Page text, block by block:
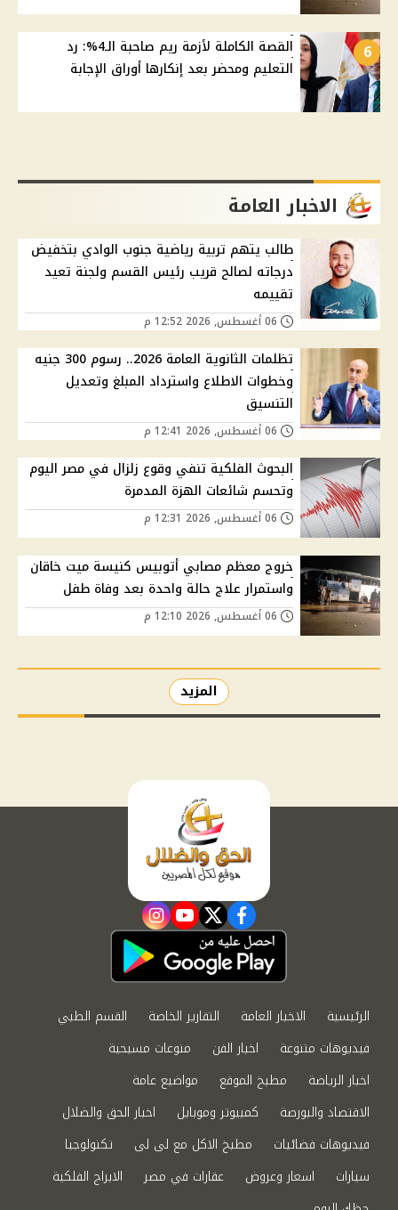
6
القصة الكاملة لأزمة ريم صاحبة الـ4%: رد
التعليم ومحضر بعد إنكارها أوراق الإجابة
الاخبار العامة
طالب يتهم تربية رياضية جنوب الوادي بتخفيض
درجاته لصالح قريب رئيس القسم ولجنة تعيد
تقييمه
تظلمات الثانوية العامة 2026.. رسوم 300 جنيه
وخطوات الاطلاع واسترداد المبلغ وتعديل
التنسيق
البحوث الفلكية تنفي وقوع زلزال في مصر اليوم
وتحسم شائعات الهزة المدمرة
خروج معظم مصابي أتوبيس كنيسة ميت خاقان
واستمرار علاج حالة واحدة بعد وفاة طفل
المزيد
facebook
twitter
youtube
instagram
الرئيسية الاخبار العامة التقارير الخاصة
القسم الطبي
فيديوهات متنوعة
اخبار الفن
منوعات مسيحية
اخبار الرياضة
مطبخ الموقع
مواضيع عامة
الاقتصاد والبورصة
كمبيوتر وموبايل
اخبار الحق والضلال
فيديوهات فضائيات
مطبخ الاكل مع لى لى
تكنولوجيا
سيارات
اسعار وعروض عقارات في مصر
الابراج الفلكية